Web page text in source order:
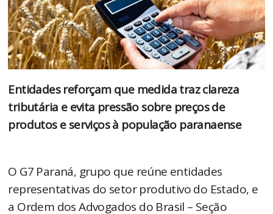
Entidades reforçam que medida traz clareza
tributária e evita pressão sobre preços de
produtos e serviços à população paranaense
O G7 Paraná, grupo que reúne entidades
representativas do setor produtivo do Estado, e
a Ordem dos Advogados do Brasil – Seção